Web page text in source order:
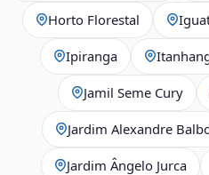
Horto Florestal
Ipiranga
Jamil Seme Cury
Jardim Alexandre
Jardim Ângelo Jurca